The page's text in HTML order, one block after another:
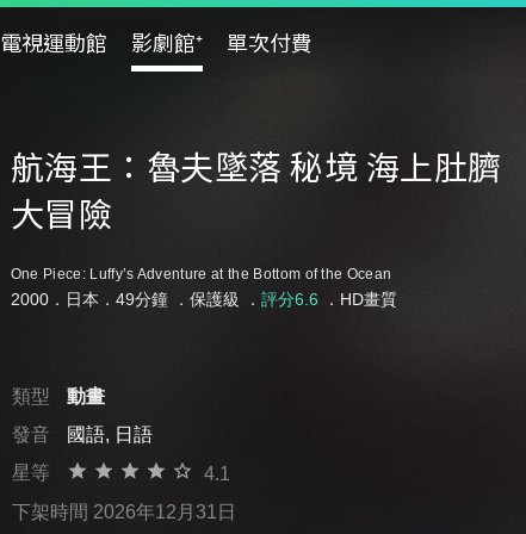
電視運動館 影劇館⁺ 單次付費
航海王：魯夫墜落 秘境 海上肚臍
大冒險
One Piece: Luffy’s Adventure at the Bottom of the Ocean
2000．日本．49分鐘 ． 保護級 ． 評分6.6 ．HD畫質
類型
動畫
發音
國語, 日語
星等
4.1
下架時間 2026年12月31日